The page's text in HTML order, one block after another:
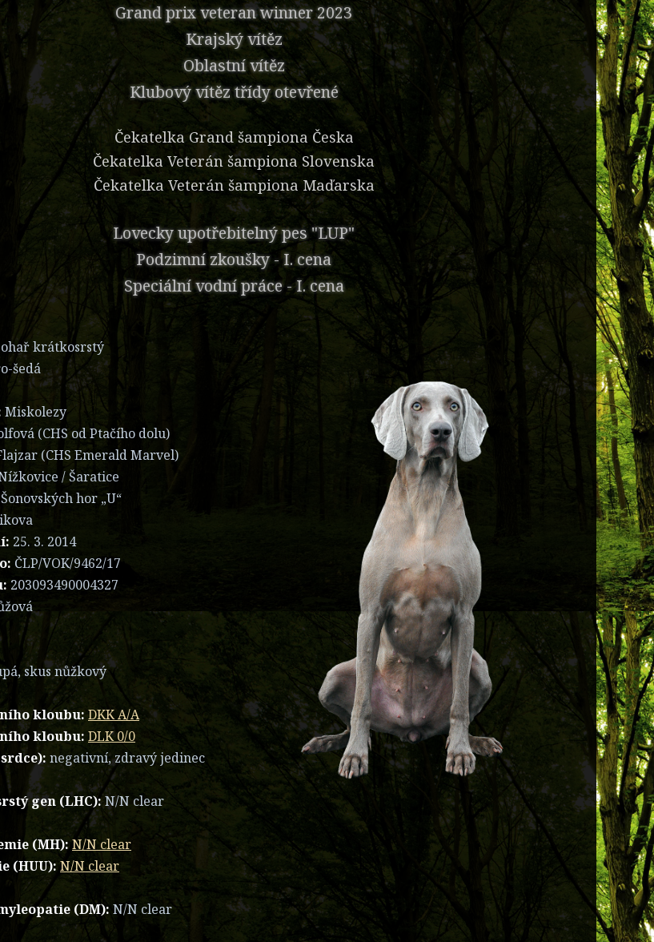
Grand prix veteran winner 2023
Krajský vítěz
Oblastní vítěz
Klubový vítěz třídy otevřené
Čekatelka Grand šampiona Česka
Čekatelka Veterán šampiona Slovenska
Čekatelka Veterán šampiona Maďarska
Lovecky upotřebitelný pes "LUP"
Podzimní zkoušky - I. cena
Speciální vodní práce - I. cena
krátkosrstý
šedá
Miskolezy
(CHS od Ptačího dolu)
(CHS Emerald Marvel)
/ Šaratice
hor „U“
25. 3. 2014
ČLP/VOK/9462/17
203093490004327
skus nůžkový
kloubu: DKK A/A
kloubu: DLK 0/0
negativní, zdravý jedinec
gen (LHC):N/N clear
(MH): N/N clear
(HUU): N/N clear
(DM): N/N clear